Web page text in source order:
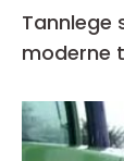
Tannlege skien slik
moderne